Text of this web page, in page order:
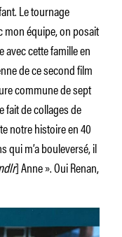
Le tournage
mon équipe, on posait
cette famille en
de ce second film
commune de sept
fait de collages de
notre histoire en 40
qui m’a bouleversé, il
] Anne ». Oui Renan,